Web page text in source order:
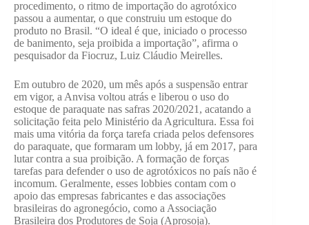
procedimento, o ritmo de importação do agrotóxico
passou a aumentar, o que construiu um estoque do
produto no Brasil. “O ideal é que, iniciado o processo
de banimento, seja proibida a importação”, afirma o
pesquisador da Fiocruz, Luiz Cláudio Meirelles.
Em outubro de 2020, um mês após a suspensão entrar
em vigor, a Anvisa voltou atrás e liberou o uso do
estoque de paraquate nas safras 2020/2021, acatando a
solicitação feita pelo Ministério da Agricultura. Essa foi
mais uma vitória da força tarefa criada pelos defensores
do paraquate, que formaram um lobby, já em 2017, para
lutar contra a sua proibição. A formação de forças
tarefas para defender o uso de agrotóxicos no país não é
incomum. Geralmente, esses lobbies contam com o
apoio das empresas fabricantes e das associações
brasileiras do agronegócio, como a Associação
Brasileira dos Produtores de Soja (Aprosoja).